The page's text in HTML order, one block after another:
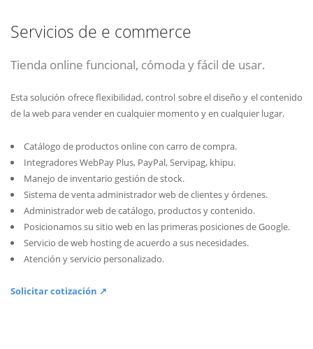
Servicios de e commerce
Tienda online funcional, cómoda y fácil de usar.
Esta solución ofrece flexibilidad, control sobre el diseño y el contenido
de la web para vender en cualquier momento y en cualquier lugar.
Catálogo de productos online con carro de compra.
Integradores WebPay Plus, PayPal, Servipag, khipu.
Manejo de inventario gestión de stock.
Sistema de venta administrador web de clientes y órdenes.
Administrador web de catálogo, productos y contenido.
Posicionamos su sitio web en las primeras posiciones de Google.
Servicio de web hosting de acuerdo a sus necesidades.
Atención y servicio personalizado.
Solicitar cotización ↗